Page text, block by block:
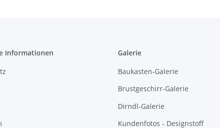
Informationen Galerie
Baukasten-Galerie
Brustgeschirr-Galerie
Dirndl-Galerie
Kundenfotos - Designstoff